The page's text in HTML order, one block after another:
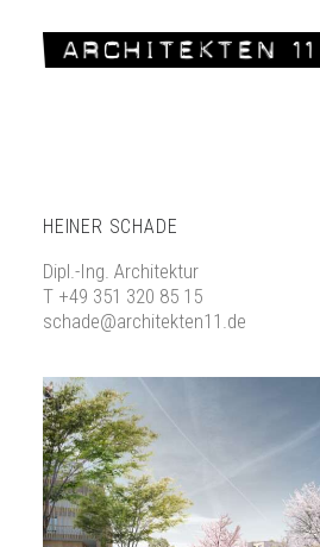
HEINER SCHADE
Dipl.-Ing. Architektur
T +49 351 320 85 15
schade@architekten11.de